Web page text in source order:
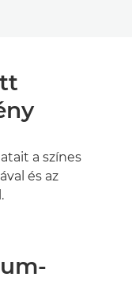
a színes
és az